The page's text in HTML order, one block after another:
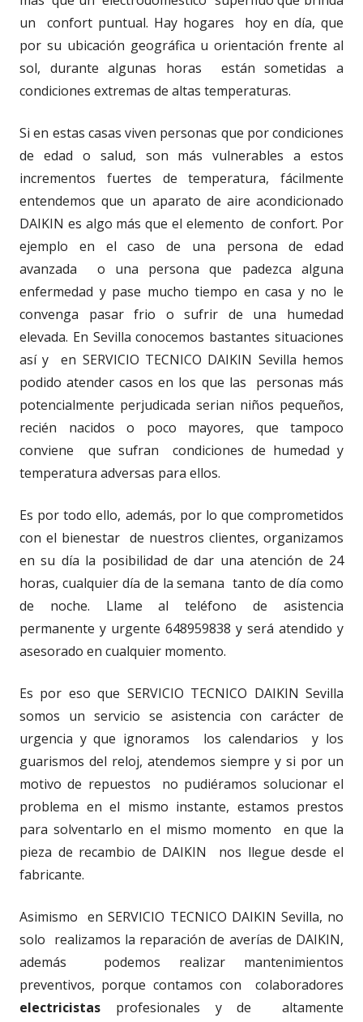
un confort puntual. Hay hogares hoy en día, que
por su ubicación geográfica u orientación frente al
sol, durante algunas horas están sometidas a
condiciones extremas de altas temperaturas.
Si en estas casas viven personas que por condiciones
de edad o salud, son más vulnerables a estos
incrementos fuertes de temperatura, fácilmente
entendemos que un aparato de aire acondicionado
DAIKIN es algo más que el elemento de confort. Por
ejemplo en el caso de una persona de edad
avanzada o una persona que padezca alguna
enfermedad y pase mucho tiempo en casa y no le
convenga pasar frio o sufrir de una humedad
elevada. En Sevilla conocemos bastantes situaciones
así y en SERVICIO TECNICO DAIKIN Sevilla hemos
podido atender casos en los que las personas más
potencialmente perjudicada serian niños pequeños,
recién nacidos o poco mayores, que tampoco
conviene que sufran condiciones de humedad y
temperatura adversas para ellos.
Es por todo ello, además, por lo que comprometidos
con el bienestar de nuestros clientes, organizamos
en su día la posibilidad de dar una atención de 24
horas, cualquier día de la semana tanto de día como
de noche. Llame al teléfono de asistencia
permanente y urgente 648959838 y será atendido y
asesorado en cualquier momento.
Es por eso que SERVICIO TECNICO DAIKIN Sevilla
somos un servicio se asistencia con carácter de
urgencia y que ignoramos los calendarios y los
guarismos del reloj, atendemos siempre y si por un
motivo de repuestos no pudiéramos solucionar el
problema en el mismo instante, estamos prestos
para solventarlo en el mismo momento en que la
pieza de recambio de DAIKIN nos llegue desde el
fabricante.
Asimismo en SERVICIO TECNICO DAIKIN Sevilla, no
solo realizamos la reparación de averías de DAIKIN,
además podemos realizar mantenimientos
preventivos, porque contamos con colaboradores
electricistas profesionales y de altamente